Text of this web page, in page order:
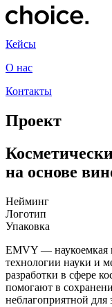
Кейсы
О нас
Контакты
Проект
на основе
Нейминг
Логотип
Упаковка
EMVY — наукоемкая
технологии науки и
разработки в сфере
помогают в
неблагоприятной для